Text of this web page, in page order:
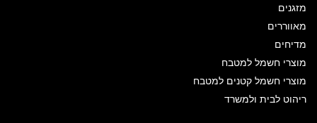
מזגנים
מאווררים
מדיחים
מוצרי חשמל למטבח
מוצרי חשמל קטנים למטבח
ריהוט לבית ולמשרד